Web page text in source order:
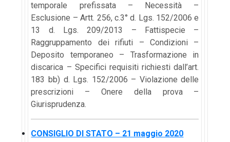
temporale prefissata – Necessità –
Esclusione – Artt. 256, c.3° d. Lgs. 152/2006 e
13 d. Lgs. 209/2013 – Fattispecie –
Raggruppamento dei rifiuti – Condizioni –
Deposito temporaneo – Trasformazione in
discarica – Specifici requisiti richiesti dall’art.
183 bb) d. Lgs. 152/2006 – Violazione delle
prescrizioni – Onere della prova –
Giurisprudenza.
CONSIGLIO DI STATO – 21 maggio 2020